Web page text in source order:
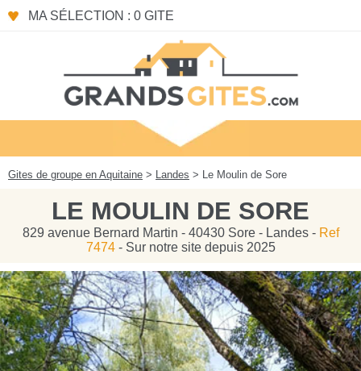
MA SÉLECTION : 0 GITE
Gites de groupe en Aquitaine > Landes > Le Moulin de Sore
LE MOULIN DE SORE
829 avenue Bernard Martin - 40430 Sore - Landes - Ref
7474- Sur notre site depuis 2025
Panneau de gestion des cookies